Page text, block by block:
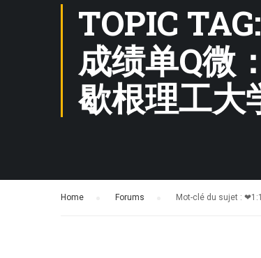
TOPIC
成绩单Q微
歇根理工大
Home Forums Mot-clé du sujet :